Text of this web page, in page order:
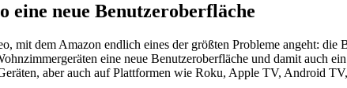
neue Benutzeroberfläche
mit dem Amazon endlich eines der größten Probleme angeht:
eine neue Benutzeroberfläche und damit auch
aber auch auf Plattformen wie Roku, Apple TV, Android